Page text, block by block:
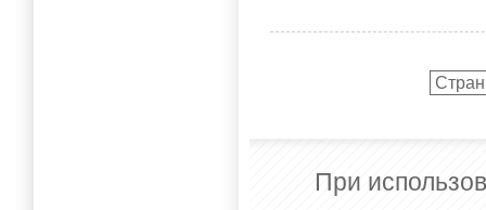
При